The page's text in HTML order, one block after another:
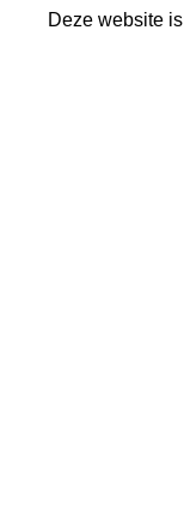
Deze website